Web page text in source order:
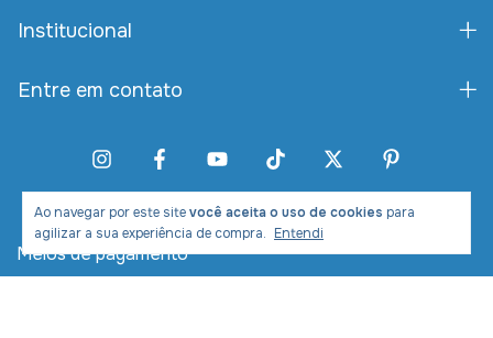
Ao navegar por este sitevocê aceita o uso de cookies para
agilizar a sua experiência de compra. Entendi
Institucional
Entre em contato
Meios de pagamento